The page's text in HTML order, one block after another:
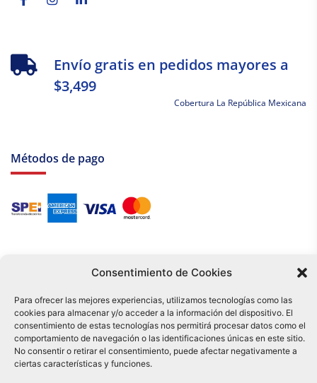
Consentimiento de Cookies
Para ofrecer las mejores experiencias, utilizamos tecnologías como las
cookies para almacenar y/o acceder a la información del dispositivo. El
consentimiento de estas tecnologías nos permitirá procesar datos como el
comportamiento de navegación o las identificaciones únicas en este sitio.
No consentir o retirar el consentimiento, puede afectar negativamente a
ciertas características y funciones.
Envío gratis en pedidos mayores a
$3,499
Cobertura La República Mexicana
Métodos de pago
Tu compra es respaldada por nuestro certificado SSL y operada bajo las
mejores prácticas de seguridad.
Distribuidora Tamex - México
e-commerce